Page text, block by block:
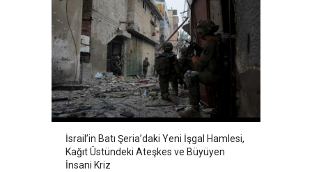
İsrail’in Batı Şeria’daki Yeni İşgal Hamlesi,
Kağıt Üstündeki Ateşkes ve Büyüyen
İnsani Kriz